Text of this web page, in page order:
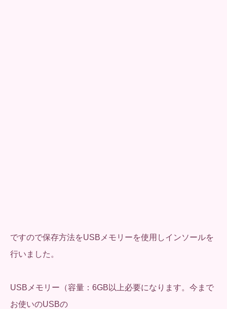
ですので保存方法をUSBメモリーを使用しインソールを
行いました。
USBメモリー（容量：6GB以上必要になります。今まで
お使いのUSBの